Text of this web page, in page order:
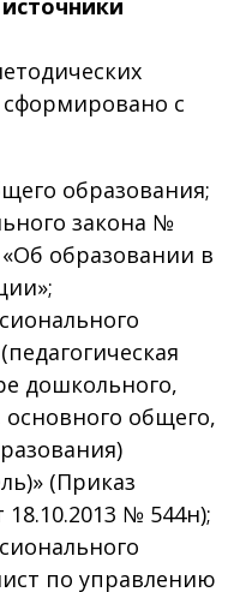
с
образования;
закона №
«Об образовании в
дошкольного,
общего,
(Приказ
№ 544н);
по управлению